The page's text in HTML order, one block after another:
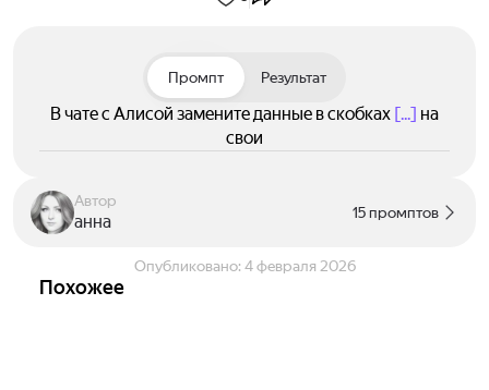
Промпт Результат
В чате с Алисой замените данные в скобках [...] на
свои
Автор
анна 15 промптов
Опубликовано: 4 февраля 2026
Похожее